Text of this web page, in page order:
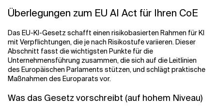
Überlegungen zum EU AI Act für Ihren CoE
Das EU-KI-Gesetz schafft einen risikobasierten Rahmen für KI
mit Verpflichtungen, die je nach Risikostufe variieren. Dieser
Abschnitt fasst die wichtigsten Punkte für die
Unternehmensführung zusammen, die sich auf die Leitlinien
des Europäischen Parlaments stützen, und schlägt praktische
Maßnahmen des Europarats vor.
Was das Gesetz vorschreibt (auf hohem Niveau)